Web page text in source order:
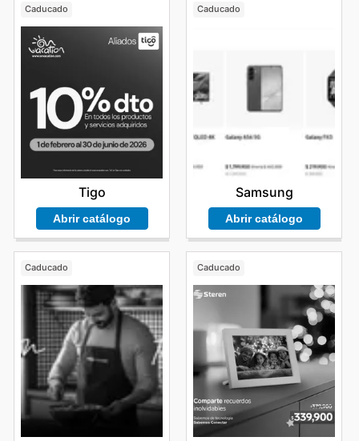
Caducado
Tigo
Abrir catálogo
Caducado
Samsung
Abrir catálogo
Caducado Caducado